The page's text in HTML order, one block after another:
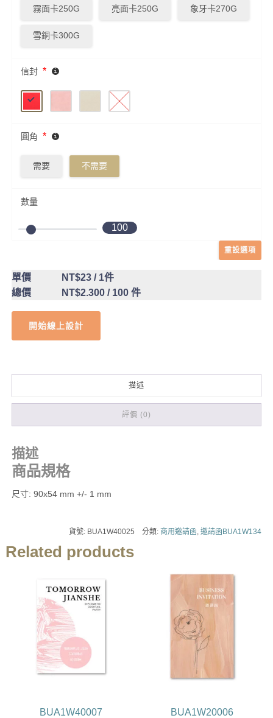
霧面卡250G 亮面卡250G 象牙卡270G
雪銅卡300G
信封 *
圓角 *
需要 不需要
數量
100
重設選項
單價 NT$23/ 1件
總價
NT$2.300/ 100 件
開始線上設計
描述
評價 (0)
描述
商品規格
尺寸: 90x54 mm +/- 1 mm
貨號: BUA1W40025 分類:商用邀請函,邀請函BUA1W134
Related products
BUA1W40007
BUA1W20006